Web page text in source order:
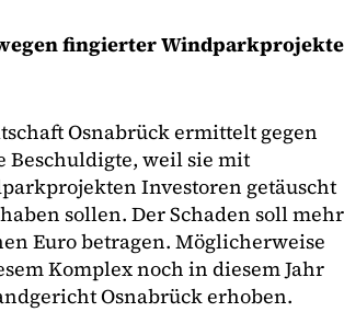
fingierter Windparkprojekte
Osnabrück ermittelt gegen
Beschuldigte, weil sie mit
Investoren getäuscht
sollen. Der Schaden soll mehr
Euro betragen. Möglicherweise
Komplex noch in diesem Jahr
Osnabrück erhoben.